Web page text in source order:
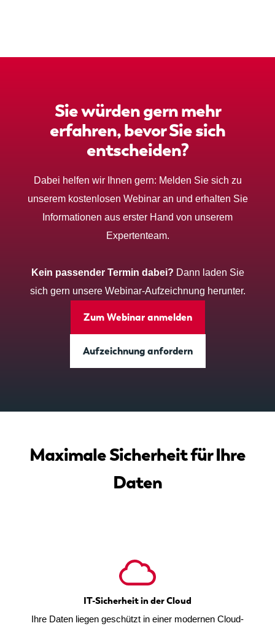
Sie würden gern mehr
erfahren, bevor Sie sich
entscheiden?
Dabei helfen wir Ihnen gern: Melden Sie sich zu
unserem kostenlosen Webinar an und erhalten Sie
Informationen aus erster Hand von unserem
Expertenteam.
Kein passender Termin dabei? Dann laden Sie
sich gern unsere Webinar-Aufzeichnung herunter.
Zum Webinar anmelden
Aufzeichnung anfordern
Maximale Sicherheit für Ihre
Daten
IT-Sicherheit in der Cloud
Ihre Daten liegen geschützt in einer modernen Cloud-